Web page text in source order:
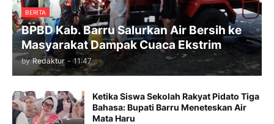
BERITA
BPBD Kab. Barru Salurkan Air Bersih ke
Masyarakat Dampak Cuaca Ekstrim
by Redaktur - 11:47
Ketika Siswa Sekolah Rakyat Pidato Tiga
Bahasa: Bupati Barru Meneteskan Air
Mata Haru